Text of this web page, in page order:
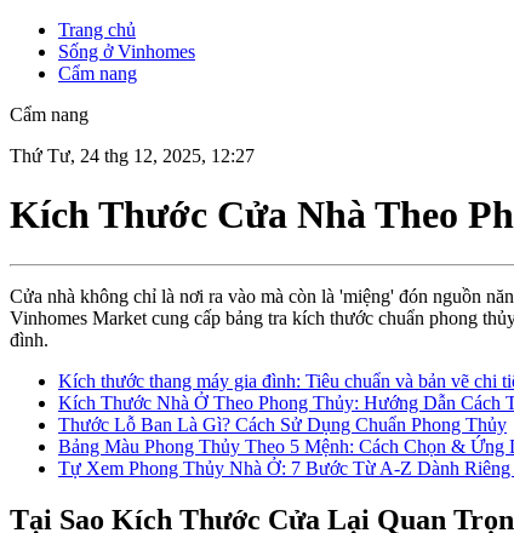
Trang chủ
Sống ở Vinhomes
Cẩm nang
Cẩm nang
Thứ Tư, 24 thg 12, 2025, 12:27
Kích Thước Cửa Nhà Theo
Cửa nhà không chỉ là nơi ra vào mà còn là 'miệng' đón nguồn
Vinhomes Market cung cấp bảng tra kích thước chuẩn phong
đình.
Kích thước thang máy gia đình: Tiêu chuẩn và bản vẽ chi
Kích Thước Nhà Ở Theo Phong Thủy: Hướng Dẫn Cách
Thước Lỗ Ban Là Gì? Cách Sử Dụng Chuẩn Phong Thủy
Bảng Màu Phong Thủy Theo 5 Mệnh: Cách Chọn & Ứng
Tự Xem Phong Thủy Nhà Ở: 7 Bước Từ A-Z Dành
Tại Sao Kích Thước Cửa Lại Quan